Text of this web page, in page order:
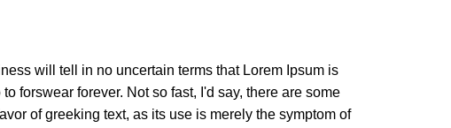
will tell in no uncertain terms that Lorem Ipsum is
forswear forever. Not so fast, I'd say, there are some
of greeking text, as its use is merely the symptom of